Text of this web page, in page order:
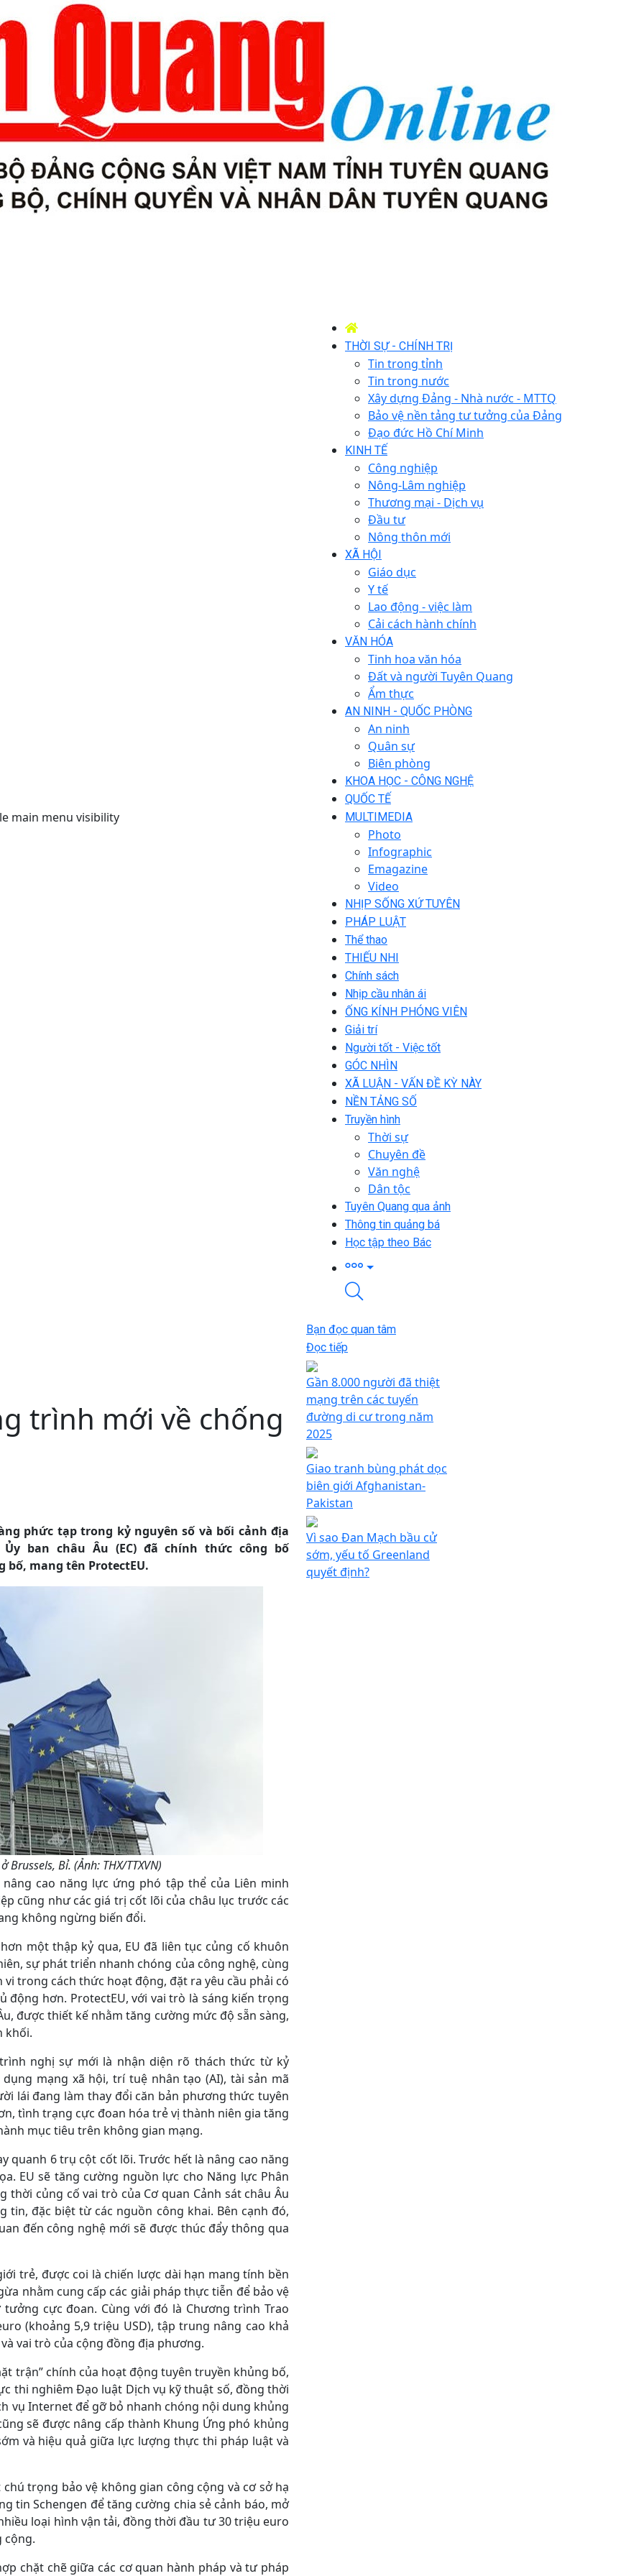
main menu visibility
THỜI SỰ - CHÍNH TRỊ
Tin trong tỉnh
Tin trong nước
Xây dựng Đảng - Nhà nước - MTTQ
Bảo vệ nền tảng tư tưởng của Đảng
Đạo đức Hồ Chí Minh
KINH TẾ
Công nghiệp
Nông-Lâm nghiệp
Thương mại - Dịch vụ
Đầu tư
Nông thôn mới
XÃ HỘI
Giáo dục
Y tế
Lao động - việc làm
Cải cách hành chính
VĂN HÓA
Tinh hoa văn hóa
Đất và người Tuyên Quang
Ẩm thực
AN NINH - QUỐC PHÒNG
An ninh
Quân sự
Biên phòng
KHOA HỌC - CÔNG NGHỆ
QUỐC TẾ
MULTIMEDIA
Photo
Infographic
Emagazine
Video
NHỊP SỐNG XỨ TUYÊN
PHÁP LUẬT
Thể thao
THIẾU NHI
Chính sách
Nhịp cầu nhân ái
ỐNG KÍNH PHÓNG VIÊN
Giải trí
Người tốt - Việc tốt
GÓC NHÌN
XÃ LUẬN - VẤN ĐỀ KỲ NÀY
NỀN TẢNG SỐ
Truyền hình
Thời sự
Chuyên đề
Văn nghệ
Dân tộc
Tuyên Quang qua ảnh
Thông tin quảng bá
Học tập theo Bác
trình mới về chống
phức tạp trong kỷ nguyên số và bối cảnh địa
ban châu Âu (EC) đã chính thức công bố
mang tên ProtectEU.
Brussels, Bỉ. (Ảnh: THX/TTXVN)
cao năng lực ứng phó tập thể của Liên minh
cũng như các giá trị cốt lõi của châu lục trước các
không ngừng biến đổi.
một thập kỷ qua, EU đã liên tục củng cố khuôn
sự phát triển nhanh chóng của công nghệ, cùng
trong cách thức hoạt động, đặt ra yêu cầu phải có
động hơn. ProtectEU, với vai trò là sáng kiến trọng
được thiết kế nhằm tăng cường mức độ sẵn sàng,
khối.
nghị sự mới là nhận diện rõ thách thức từ kỷ
mạng xã hội, trí tuệ nhân tạo (AI), tài sản mã
lái đang làm thay đổi căn bản phương thức tuyên
tình trạng cực đoan hóa trẻ vị thành niên gia tăng
mục tiêu trên không gian mạng.
quanh 6 trụ cột cốt lõi. Trước hết là nâng cao năng
EU sẽ tăng cường nguồn lực cho Năng lực Phân
củng cố vai trò của Cơ quan Cảnh sát châu Âu
đặc biệt từ các nguồn công khai. Bên cạnh đó,
đến công nghệ mới sẽ được thúc đẩy thông qua
trẻ, được coi là chiến lược dài hạn mang tính bền
nhằm cung cấp các giải pháp thực tiễn để bảo vệ
cực đoan. Cùng với đó là Chương trình Trao
(khoảng 5,9 triệu USD), tập trung nâng cao khả
vai trò của cộng đồng địa phương.
trận” chính của hoạt động tuyên truyền khủng bố,
thi nghiêm Đạo luật Dịch vụ kỹ thuật số, đồng thời
vụ Internet để gỡ bỏ nhanh chóng nội dung khủng
sẽ được nâng cấp thành Khung Ứng phó khủng
và hiệu quả giữa lực lượng thực thi pháp luật và
trọng bảo vệ không gian công cộng và cơ sở hạ
tin Schengen để tăng cường chia sẻ cảnh báo, mở
loại hình vận tải, đồng thời đầu tư 30 triệu euro
cộng.
chặt chẽ giữa các cơ quan hành pháp và tư pháp
Bạn đọc quan tâm
Đọc tiếp
Gần 8.000 người đã thiệt
mạng trên các tuyến
đường di cư trong năm
2025
Giao tranh bùng phát dọc
biên giới Afghanistan-
Pakistan
Vì sao Đan Mạch bầu cử
sớm, yếu tố Greenland
quyết định?